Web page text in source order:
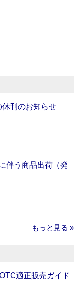
休刊のお知らせ
伴う商品出荷（発
もっと見る »
適正販売ガイド